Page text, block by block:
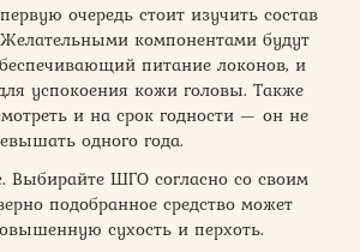
очередь стоит изучить состав
компонентами будут
питание локонов, и
успокоения кожи головы. Также
и на срок годности — он не
одного года.
Выбирайте ШГО согласно со своим
подобранное средство может
сухость и перхоть.